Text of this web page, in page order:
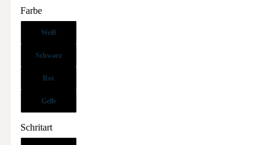
Farbe
Weiß
Schwarz
Rot
Gelb
Schritart